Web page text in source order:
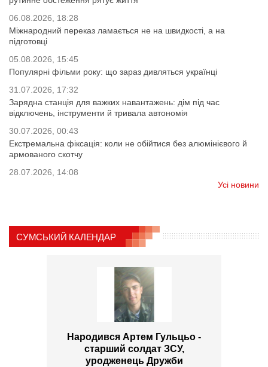
06.08.2026, 18:28
Міжнародний переказ ламається не на швидкості, а на
підготовці
05.08.2026, 15:45
Популярні фільми року: що зараз дивляться українці
31.07.2026, 17:32
Зарядна станція для важких навантажень: дім під час
відключень, інструменти й тривала автономія
30.07.2026, 00:43
Екстремальна фіксація: коли не обійтися без алюмінієвого й
армованого скотчу
28.07.2026, 14:08
Усі новини
СУМСЬКИЙ КАЛЕНДАР
Народився Артем Гульцьо -
старший солдат ЗСУ,
уродженець Дружби